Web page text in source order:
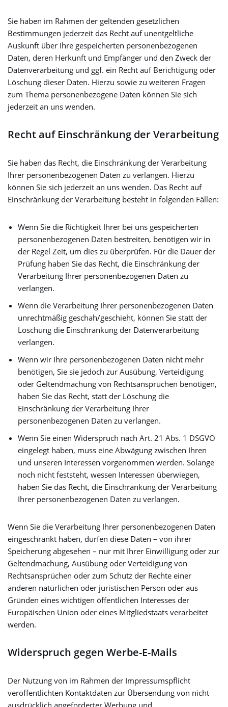
Sie haben im Rahmen der geltenden gesetzlichen
Bestimmungen jederzeit das Recht auf unentgeltliche
Auskunft über Ihre gespeicherten personenbezogenen
Daten, deren Herkunft und Empfänger und den Zweck der
Datenverarbeitung und ggf. ein Recht auf Berichtigung oder
Löschung dieser Daten. Hierzu sowie zu weiteren Fragen
zum Thema personenbezogene Daten können Sie sich
jederzeit an uns wenden.
Recht auf Einschränkung der Verarbeitung
Sie haben das Recht, die Einschränkung der Verarbeitung
Ihrer personenbezogenen Daten zu verlangen. Hierzu
können Sie sich jederzeit an uns wenden. Das Recht auf
Einschränkung der Verarbeitung besteht in folgenden Fällen:
Wenn Sie die Richtigkeit Ihrer bei uns gespeicherten
personenbezogenen Daten bestreiten, benötigen wir in
der Regel Zeit, um dies zu überprüfen. Für die Dauer der
Prüfung haben Sie das Recht, die Einschränkung der
Verarbeitung Ihrer personenbezogenen Daten zu
verlangen.
Wenn die Verarbeitung Ihrer personenbezogenen Daten
unrechtmäßig geschah/geschieht, können Sie statt der
Löschung die Einschränkung der Datenverarbeitung
verlangen.
Wenn wir Ihre personenbezogenen Daten nicht mehr
benötigen, Sie sie jedoch zur Ausübung, Verteidigung
oder Geltendmachung von Rechtsansprüchen benötigen,
haben Sie das Recht, statt der Löschung die
Einschränkung der Verarbeitung Ihrer
personenbezogenen Daten zu verlangen.
Wenn Sie einen Widerspruch nach Art. 21 Abs. 1 DSGVO
eingelegt haben, muss eine Abwägung zwischen Ihren
und unseren Interessen vorgenommen werden. Solange
noch nicht feststeht, wessen Interessen überwiegen,
haben Sie das Recht, die Einschränkung der Verarbeitung
Ihrer personenbezogenen Daten zu verlangen.
Wenn Sie die Verarbeitung Ihrer personenbezogenen Daten
eingeschränkt haben, dürfen diese Daten – von ihrer
Speicherung abgesehen – nur mit Ihrer Einwilligung oder zur
Geltendmachung, Ausübung oder Verteidigung von
Rechtsansprüchen oder zum Schutz der Rechte einer
anderen natürlichen oder juristischen Person oder aus
Gründen eines wichtigen öffentlichen Interesses der
Europäischen Union oder eines Mitgliedstaats verarbeitet
werden.
Widerspruch gegen Werbe-E-Mails
Der Nutzung von im Rahmen der Impressumspflicht
veröffentlichten Kontaktdaten zur Übersendung von nicht
ausdrücklich angeforderter Werbung und